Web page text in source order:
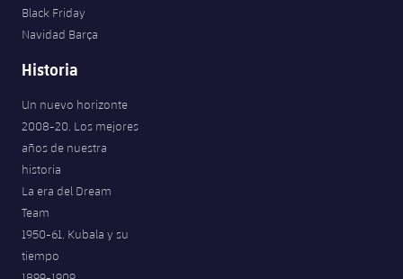
Black Friday
Navidad Barça
Historia
Un nuevo horizonte
2008-20. Los mejores
años de nuestra
historia
La era del Dream
Team
1950-61. Kubala y su
tiempo